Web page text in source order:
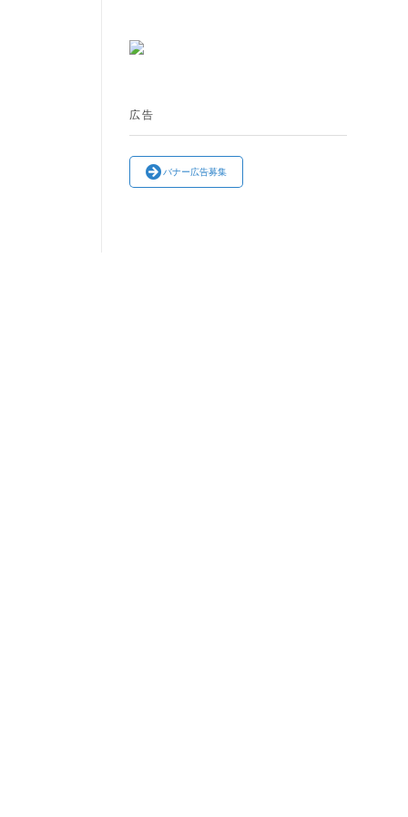
広告
バナー広告募集